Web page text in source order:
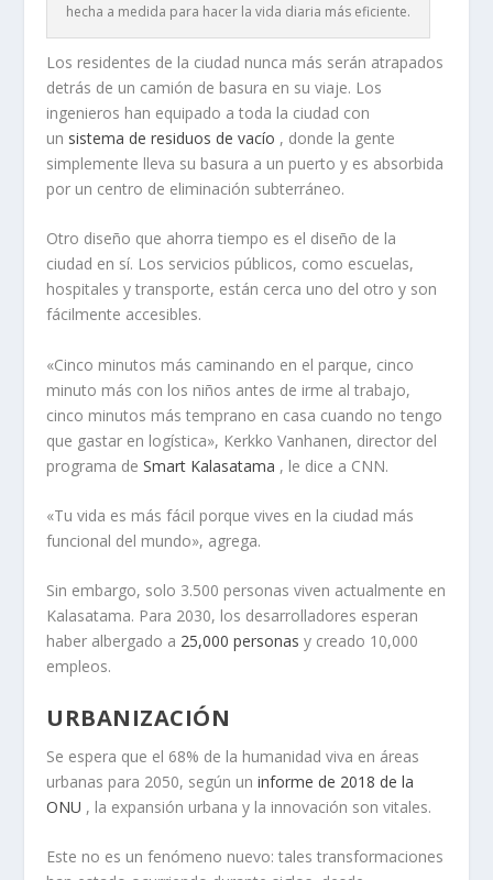
hecha a medida para hacer la vida diaria más eficiente.
Los residentes de la ciudad nunca más serán atrapados
detrás de un camión de basura en su viaje. Los
ingenieros han equipado a toda la ciudad con
un sistema de residuos de vacío , donde la gente
simplemente lleva su basura a un puerto y es absorbida
por un centro de eliminación subterráneo.
Otro diseño que ahorra tiempo es el diseño de la
ciudad en sí. Los servicios públicos, como escuelas,
hospitales y transporte, están cerca uno del otro y son
fácilmente accesibles.
«Cinco minutos más caminando en el parque, cinco
minuto más con los niños antes de irme al trabajo,
cinco minutos más temprano en casa cuando no tengo
que gastar en logística», Kerkko Vanhanen, director del
programa deSmart Kalasatama , le dice a CNN.
«Tu vida es más fácil porque vives en la ciudad más
funcional del mundo», agrega.
Sin embargo, solo 3.500 personas viven actualmente en
Kalasatama. Para 2030, los desarrolladores esperan
haber albergado a 25,000 personas y creado 10,000
empleos.
URBANIZACIÓN
Se espera que el 68% de la humanidad viva en áreas
urbanas para 2050, según uninforme de 2018 de la
ONU , la expansión urbana y la innovación son vitales.
Este no es un fenómeno nuevo: tales transformaciones